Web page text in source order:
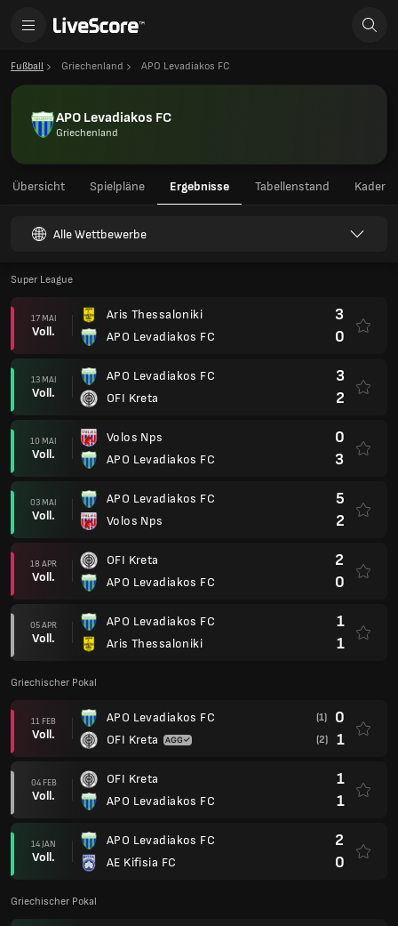
Fußball Griechenland APO Levadiakos FC
APO Levadiakos FC
Griechenland
Übersicht Spielpläne Ergebnisse Tabellenstand Kader
Alle Wettbewerbe
Super League
17 MAI
Voll.
Aris Thessaloniki
APO Levadiakos FC
3
0
13 MAI
Voll.
APO Levadiakos FC
OFI Kreta
3
2
10 MAI
Voll.
Volos Nps
APO Levadiakos FC
0
3
03 MAI
Voll.
APO Levadiakos FC
Volos Nps
5
2
18 APR
Voll.
OFI Kreta
APO Levadiakos FC
2
0
05 APR
Voll.
APO Levadiakos FC
Aris Thessaloniki
1
1
Griechischer Pokal
11 FEB
Voll.
APO Levadiakos FC
OFI Kreta
(1) 0
(2) 1
04 FEB
Voll.
OFI Kreta
APO Levadiakos FC
1
1
14 JAN
Voll.
APO Levadiakos FC
AE Kifisia FC
2
0
Griechischer Pokal